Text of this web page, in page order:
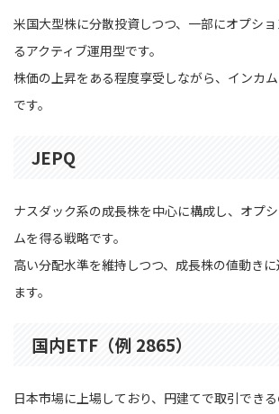
米国大型株に分散投資しつつ、一部にオプシ
るアクティブ運用型です。
株価の上昇をある程度享受しながら、インカ
です。
JEPQ
ナスダック系の成長株を中心に構成し、オプ
ムを得る戦略です。
高い分配水準を維持しつつ、成長株の値動き
ます。
国内ETF（例 2865）
日本市場に上場しており、円建てで取引できる